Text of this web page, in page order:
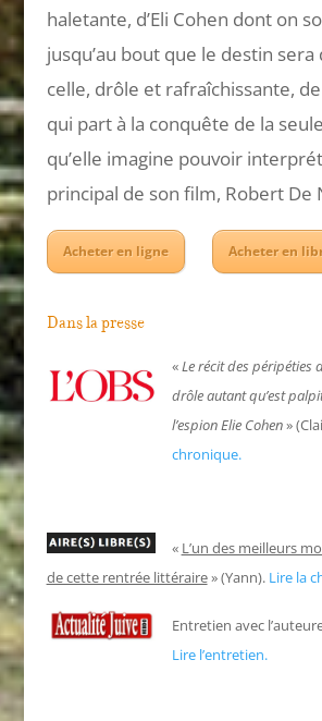
haletante, d’Eli Cohen dont on
jusqu’au bout que le destin
celle, drôle et rafraîchissante,
qui part à la conquête de la
qu’elle imagine pouvoir
principal de son film, Robert De
Acheter en ligne Acheter en
Dans la presse
« Le récit des péripéties
drôle autant qu’est
l’espion Elie Cohen»
chronique.
« L’un des meilleurs
de cette rentrée littéraire» (Yann). Lire la
Entretien avec
Lire l’entretien.